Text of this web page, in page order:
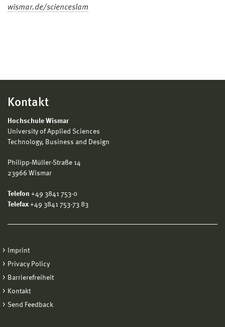
wismar.de/scienceslam
Kontakt
Hochschule Wismar
University of Applied Sciences
Technology, Business and Design
Philipp-Müller-Straße 14
23966 Wismar
Telefon +49 3841 753-0
Telefax +49 3841 753-73 83
Imprint
Privacy Policy
Barrierefreiheit
Kontakt
Send Feedback